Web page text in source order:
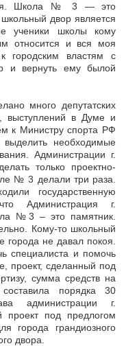
Школа № 3 — это
двор является
ученики школы кому
относится и вся моя
городским властям с
и вернуть ему былой
много депутатских
выступлений в Думе и
к Министру спорта РФ
необходимые
Администрации г.
только проектно-
№ 3 делали три раза.
государственную
Администрация г.
№3 – это памятник.
Кому-то школьный
города не давал покоя.
специалиста и помочь
проект, сделанный под
сумма средств на
порядка 30
администрации г.
проект под предлогом
города грандиозного
двора.